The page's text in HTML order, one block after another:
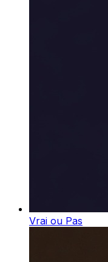
Vrai ou Pas